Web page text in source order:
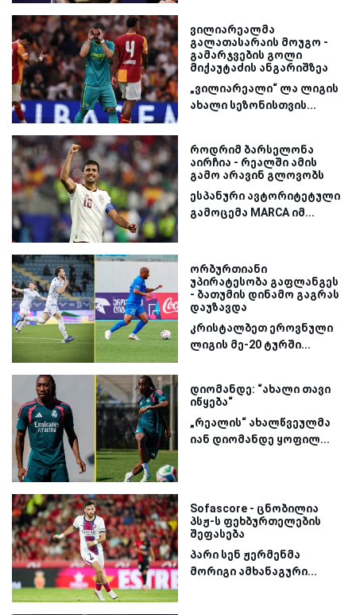
ვილიარეალმა
გალათასარაის მოუგო -
გამარჯვების გოლი
მიქაუტაძის ანგარიშზეა
„ვილიარეალი“ ლა ლიგის
ახალი სეზონისთვის...
როდრიმ ბარსელონა
აირჩია - რეალში ამის
გამო არავინ გლოვობს
ესპანური ავტორიტეტული
გამოცემა MARCA იმ...
ორბურთიანი
უპირატესობა გაფლანგეს
- ბათუმის დინამო გაგრას
დაუზავდა
კრისტალბეთ ეროვნული
ლიგის მე-20 ტურში...
დიომანდე: “ახალი თავი
იწყება“
„რეალის“ ახალწვეულმა
იან დიომანდე ყოფილ...
Sofascore - ცნობილია
პსჟ-ს ფეხბურთელების
შეფასება
პარი სენ ჟერმენმა
მორიგი ამხანაგური...